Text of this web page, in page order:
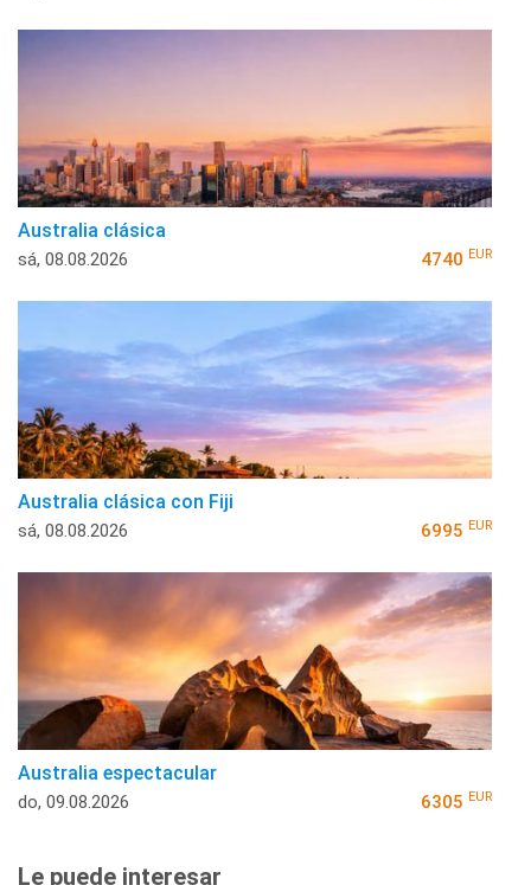
Australia clásica
sá, 08.08.2026 4740 EUR
Australia clásica con Fiji
sá, 08.08.2026 6995 EUR
Australia espectacular
do, 09.08.2026 6305 EUR
Le puede interesar